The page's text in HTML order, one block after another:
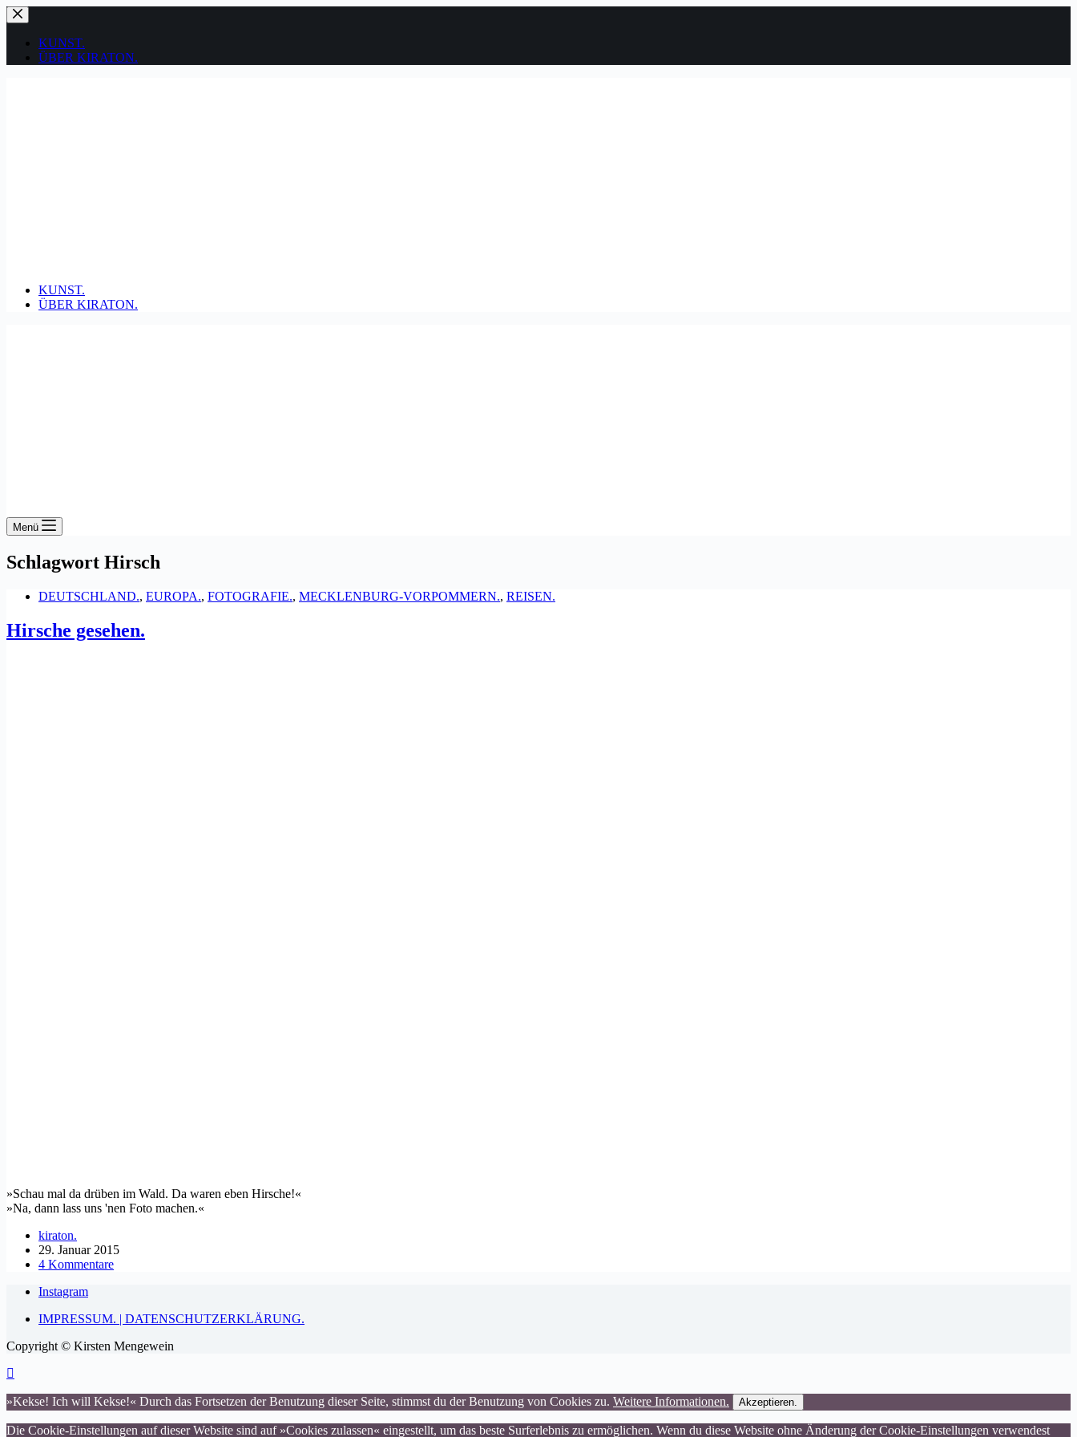
Zum
Inhalt
springenKUNST.
ÜBER KIRATON.
KUNST.
ÜBER KIRATON.
Menü
Schlagwort Hirsch
DEUTSCHLAND., EUROPA., FOTOGRAFIE., MECKLENBURG-VORPOMMERN., REISEN.
Hirsche gesehen.
»Schau mal da drüben im Wald. Da waren eben Hirsche!«
»Na, dann lass uns 'nen Foto machen.«
kiraton.
29. Januar 2015
4 Kommentare
Instagram
IMPRESSUM. | DATENSCHUTZERKLÄRUNG.
Copyright © Kirsten Mengewein
»Kekse! Ich will Kekse!« Durch das Fortsetzen der Benutzung dieser Seite, stimmst du der Benutzung von Cookies zu. Weitere Informationen. Akzeptieren.
Die Cookie-Einstellungen auf dieser Website sind auf »Cookies zulassen« eingestellt, um das beste Surferlebnis zu ermöglichen. Wenn du diese Website ohne Änderung der Cookie-Einstellungen verwendest